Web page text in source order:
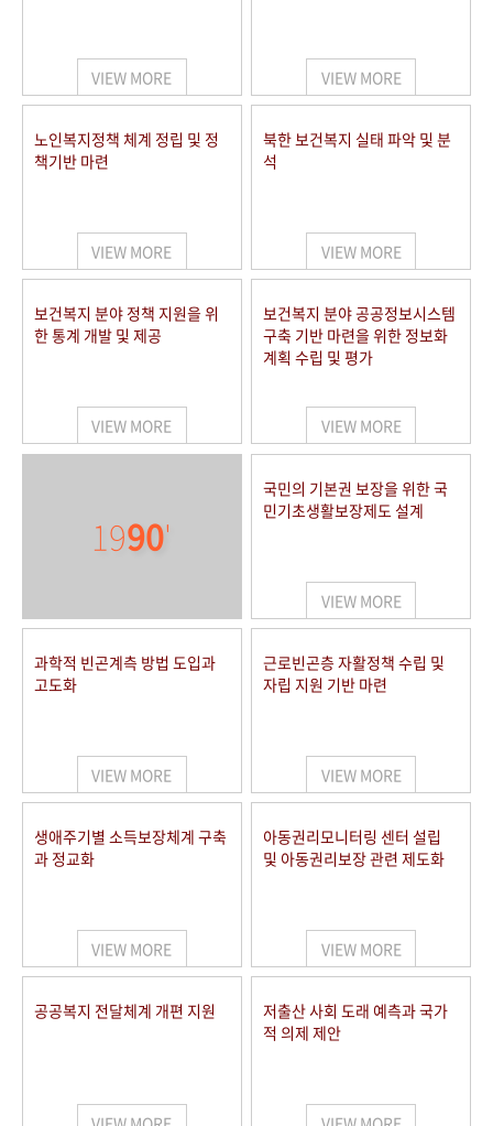
VIEW MORE VIEW MORE
노인복지정책 체계 정립 및 정
책기반 마련
VIEW MORE
북한 보건복지 실태 파악 및 분
석
VIEW MORE
보건복지 분야 정책 지원을 위
한 통계 개발 및 제공
VIEW MORE
보건복지 분야 공공정보시스템
구축 기반 마련을 위한 정보화
계획 수립 및 평가
VIEW MORE
1990'
국민의 기본권 보장을 위한 국
민기초생활보장제도 설계
VIEW MORE
과학적 빈곤계측 방법 도입과
고도화
VIEW MORE
근로빈곤층 자활정책 수립 및
자립 지원 기반 마련
VIEW MORE
생애주기별 소득보장체계 구축
과 정교화
VIEW MORE
아동권리모니터링 센터 설립
및 아동권리보장 관련 제도화
VIEW MORE
공공복지 전달체계 개편 지원
저출산 사회 도래 예측과 국가
적 의제 제안